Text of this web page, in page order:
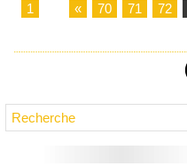
1 « 70 71 72